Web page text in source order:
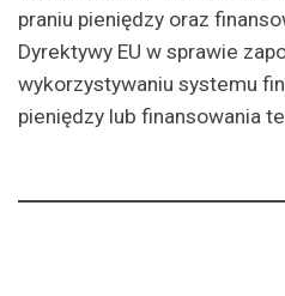
praniu pieniędzy oraz
Dyrektywy EU w sprawie
wykorzystywaniu systemu
pieniędzy lub finansowania